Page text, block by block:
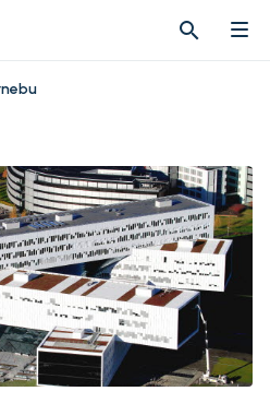
search
search